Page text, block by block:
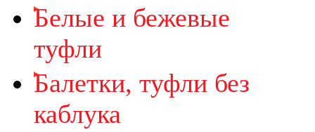
Белые и бежевые
туфли
Балетки, туфли без
каблука